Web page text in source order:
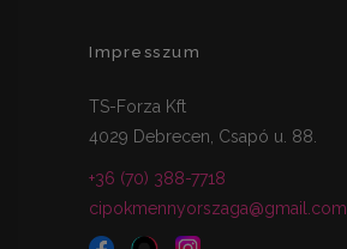
Impresszum
TS-Forza Kft
4029 Debrecen, Csapó u. 88.
+36 (70) 388-7718
cipokmennyorszaga@gmail.com